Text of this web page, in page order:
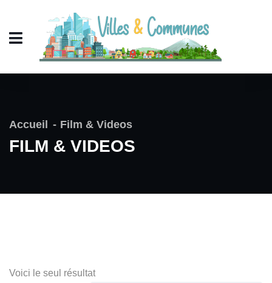
Accueil Film & Videos
FILM & VIDEOS
Voici le seul résultat